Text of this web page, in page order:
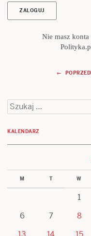
Nie masz konta
Nawigacja
wpisu
←
Szukaj:
KALENDARZ
M T W
1
6
7 8